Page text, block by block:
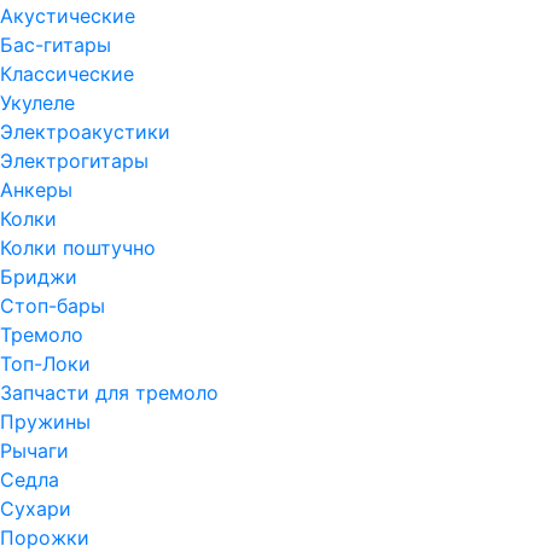
Акустические
Бас-гитары
Классические
Укулеле
Электроакустики
Электрогитары
Анкеры
Колки
Колки поштучно
Бриджи
Стоп-бары
Тремоло
Топ-Локи
Запчасти для тремоло
Пружины
Рычаги
Седла
Сухари
Порожки